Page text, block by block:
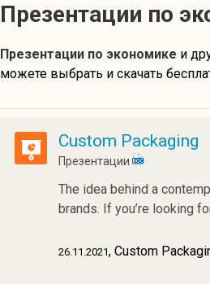
Презентации по
Презентации по экономике и
можете выбрать и скачать
Custom Packaging
Презентации
The idea behind a
brands. If you’re looking
26.11.2021, Custom